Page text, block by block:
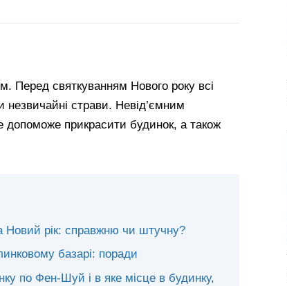
Перед святкуванням Нового року всі
незвичайні страви. Невід’ємним
допоможе прикрасити будинок, а також
Новий рік: справжню чи штучну?
базарі: поради
по Фен-Шуй і в яке місце в будинку,